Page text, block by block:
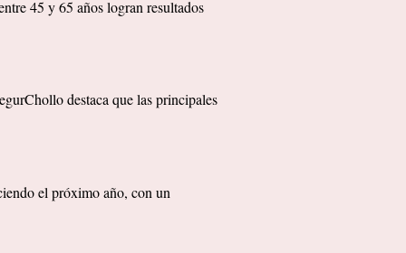
45 y 65 años logran resultados
destaca que las principales
el próximo año, con un